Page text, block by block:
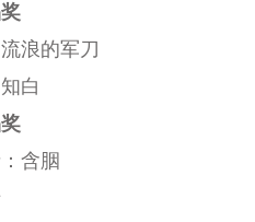
浪的军刀
白
含胭